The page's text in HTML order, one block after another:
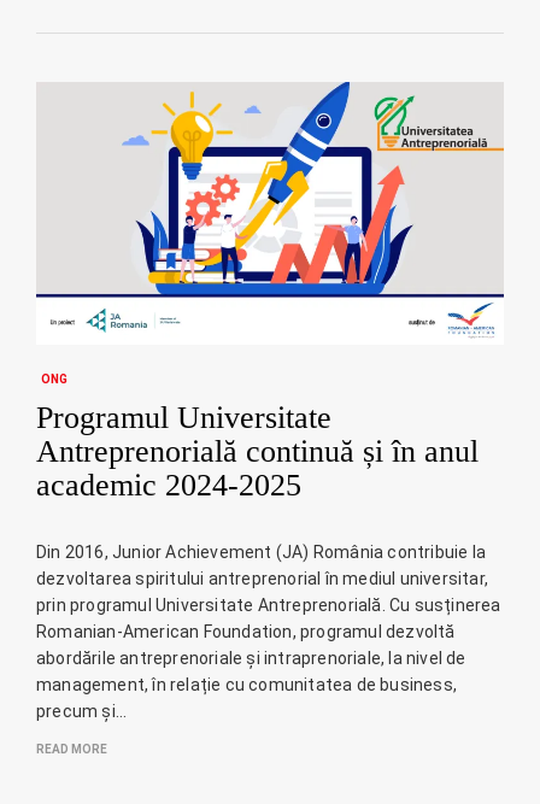
ONG
Programul Universitate
Antreprenorială continuă și în anul
academic 2024-2025
Din 2016, Junior Achievement (JA) România contribuie la
dezvoltarea spiritului antreprenorial în mediul universitar,
prin programul Universitate Antreprenorială. Cu susținerea
Romanian-American Foundation, programul dezvoltă
abordările antreprenoriale și intraprenoriale, la nivel de
management, în relație cu comunitatea de business,
precum și…
READ MORE